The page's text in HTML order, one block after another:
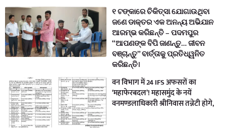
୧ ଟଙ୍କାରେ ଚିକିତ୍ସା ଯୋଗାଉଥିବା
ଜଣେ ଡାକ୍ତର ଏକ ଅନନ୍ୟ ଅଭିଯାନ
ଆରମ୍ଭ କରିଛନ୍ତି – ପଦମପୁର
“ଆପଣଙ୍କ ବିପି ଜାଣନ୍ତୁ… ଜୀବନ
ବଞ୍ଚାନ୍ତୁ” ବାର୍ତ୍ତାକୁ ପ୍ରତିଧ୍ୱନିତ
କରିଛନ୍ତି।
वन विभाग में 24 IFS अफसरों का
‘महाफेरबदल’! महासमुंद के नयें
वनमण्डलाधिकारी श्रीनिवास तन्नेटी होगे,